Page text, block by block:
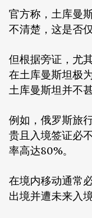
官方称，土库曼
不清楚，这是否
但根据旁证，尤
在土库曼斯坦极
土库曼斯坦并不
例如，俄罗斯旅
贵且入境签证必
率高达80%。
在境内移动通常
出境并遭未来入境